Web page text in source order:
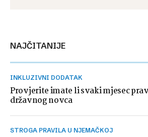
NAJČITANIJE
INKLUZIVNI DODATAK
Provjerite imate li svaki mjesec
državnog novca
STROGA PRAVILA U NJEMAČKOJ